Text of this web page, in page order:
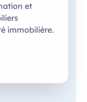
et
immobilière.